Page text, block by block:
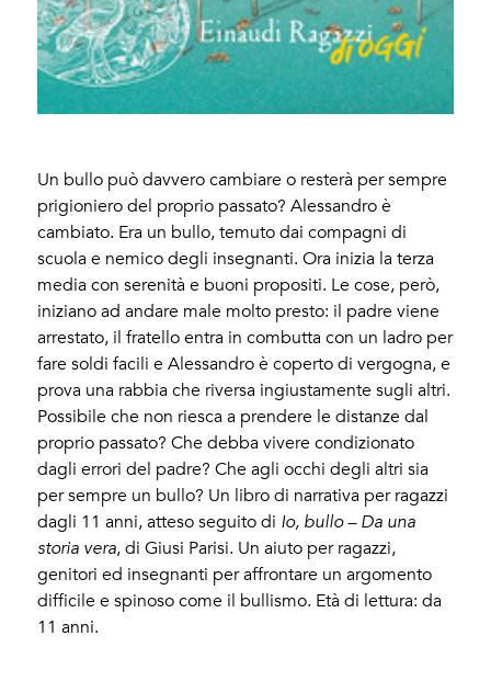
Un bullo può davvero cambiare o resterà per sempre
prigioniero del proprio passato? Alessandro è
cambiato. Era un bullo, temuto dai compagni di
scuola e nemico degli insegnanti. Ora inizia la terza
media con serenità e buoni propositi. Le cose, però,
iniziano ad andare male molto presto: il padre viene
arrestato, il fratello entra in combutta con un ladro per
fare soldi facili e Alessandro è coperto di vergogna, e
prova una rabbia che riversa ingiustamente sugli altri.
Possibile che non riesca a prendere le distanze dal
proprio passato? Che debba vivere condizionato
dagli errori del padre? Che agli occhi degli altri sia
per sempre un bullo? Un libro di narrativa per ragazzi
dagli 11 anni, atteso seguito di Io, bullo – Da una
storia vera, di Giusi Parisi. Un aiuto per ragazzi,
genitori ed insegnanti per affrontare un argomento
difficile e spinoso come il bullismo. Età di lettura: da
11 anni.